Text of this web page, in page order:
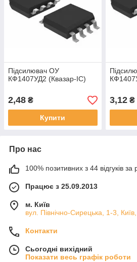
Підсилювач ОУ
КФ1407УД2 (Квазар-ІС)
2,48 ₴
Купити
3,12₴
Про нас
100% позитивних з 44 відгуків за
Працює з 25.09.2013
м. Київ
вул. Північно-Сирецька, 1-3,
Контакти
Сьогодні вихідний
Показати весь графік роботи